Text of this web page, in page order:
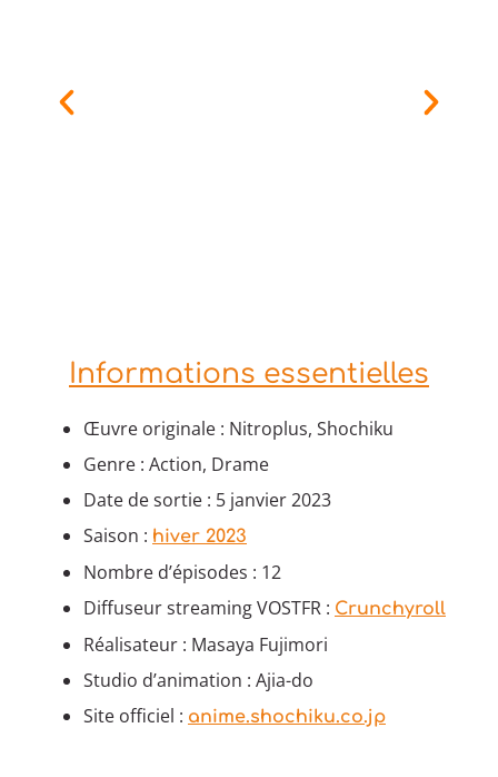
Informations essentielles
Œuvre originale : Nitroplus, Shochiku
Genre : Action, Drame
Date de sortie : 5 janvier 2023
Saison : hiver 2023
Nombre d’épisodes : 12
Diffuseur streaming VOSTFR : Crunchyroll
Réalisateur : Masaya Fujimori
Studio d’animation : Ajia-do
Site officiel : anime.shochiku.co.jp